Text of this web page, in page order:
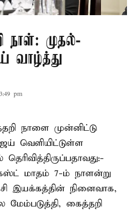
நாள்: முதல்-
வாழ்த்து
pm
நாளை முன்னிட்டு
வெளியிட்டுள்ள
மாதம் 7-ம் நாளன்று
இயக்கத்தின் நினைவாக,
கைத்தறி